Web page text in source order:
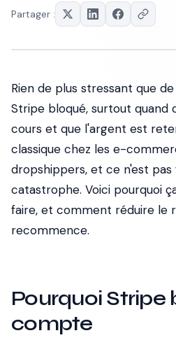
Partager :
Rien de plus stressant que
Stripe bloqué, surtout quand
cours et que l'argent est
classique chez les e-
dropshippers, et ce n'est
catastrophe. Voici pourquoi
faire, et comment réduire le
recommence.
Pourquoi Stripe
compte